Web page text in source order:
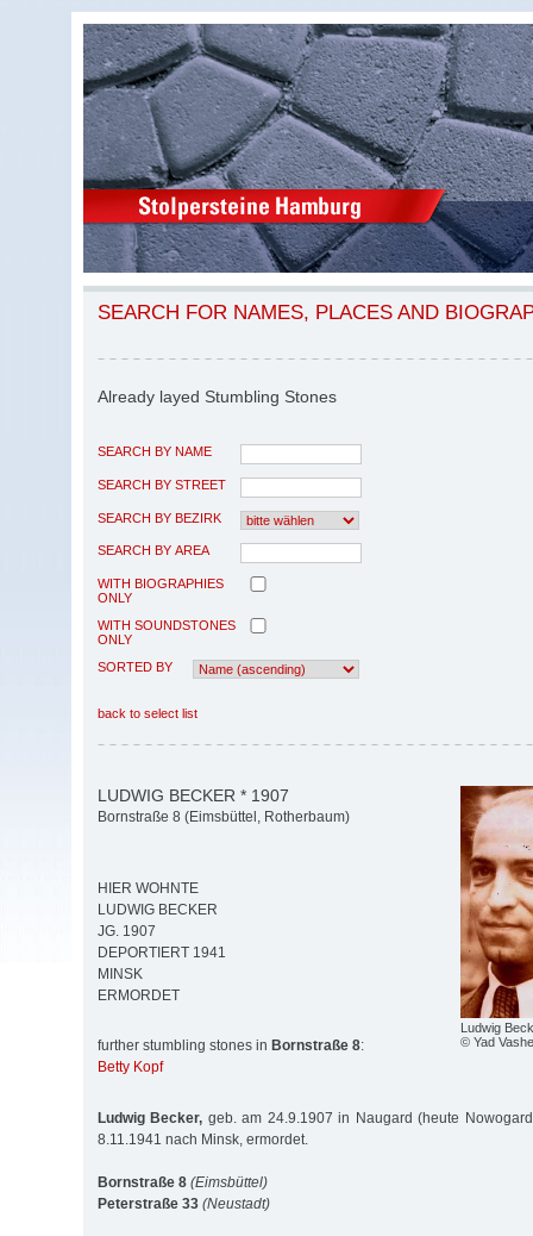
SEARCH FOR NAMES, PLACES AND
Already layed Stumbling Stones
SEARCH BY NAME
SEARCH BY STREET
SEARCH BY BEZIRK
SEARCH BY AREA
WITH BIOGRAPHIES
ONLY
WITH SOUNDSTONES
ONLY
SORTED BY
back to select list
Ludwig
© Yad
LUDWIG BECKER * 1907
Bornstraße 8 (Eimsbüttel, Rotherbaum)
HIER WOHNTE
LUDWIG BECKER
JG. 1907
DEPORTIERT 1941
MINSK
ERMORDET
further stumbling stones in Bornstraße 8:
Betty Kopf
Ludwig Becker, geb. am 24.9.1907 in Naugard (heute
8.11.1941 nach Minsk, ermordet.
Bornstraße 8 (Eimsbüttel)
Peterstraße 33 (Neustadt)